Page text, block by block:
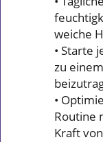
weiche
• Starte
zu
•
Routine
Kraft